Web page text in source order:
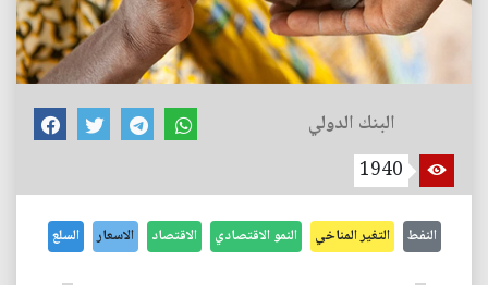
البنك الدولي
1940
النفط التغير المناخي النمو الاقتصادي الاقتصاد الاسعار السلع